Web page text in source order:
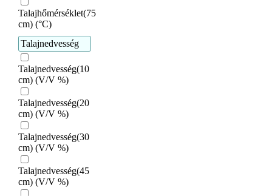
Talajhőmérséklet(75
cm) (°C)
Talajnedvesség
Talajnedvesség(10
cm) (V/V %)
Talajnedvesség(20
cm) (V/V %)
Talajnedvesség(30
cm) (V/V %)
Talajnedvesség(45
cm) (V/V %)